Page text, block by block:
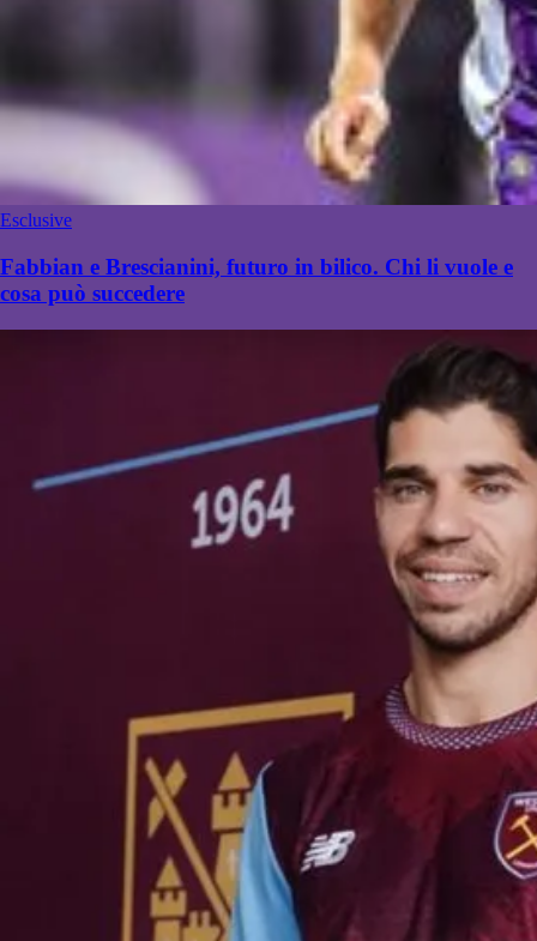
Esclusive
Fabbian e Brescianini, futuro in bilico. Chi li vuole e
cosa può succedere